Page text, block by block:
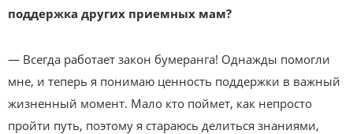
поддержка других приемных мам?
— Всегда работает закон бумеранга! Однажды помогли
мне, и теперь я понимаю ценность поддержки в важный
жизненный момент. Мало кто поймет, как непросто
пройти путь, поэтому я стараюсь делиться знаниями,